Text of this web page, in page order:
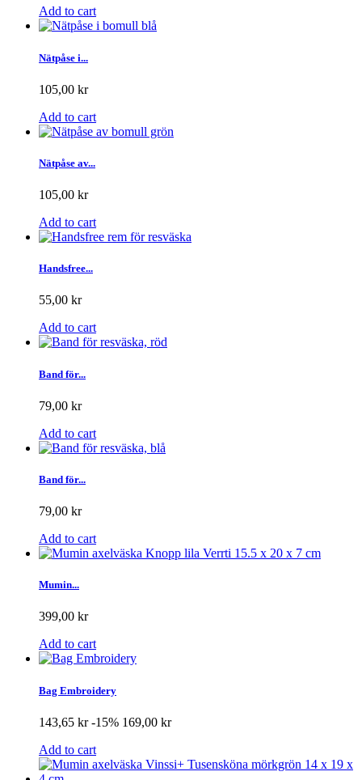
Add to cart
Nätpåse i...
105,00 kr
Add to cart
Nätpåse av...
105,00 kr
Add to cart
Handsfree...
55,00 kr
Add to cart
Band för...
79,00 kr
Add to cart
Band för...
79,00 kr
Add to cart
Mumin...
399,00 kr
Add to cart
Bag Embroidery
143,65 kr -15% 169,00 kr
Add to cart